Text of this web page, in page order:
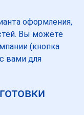
оформления,
Вы можете
(кнопка
вами для